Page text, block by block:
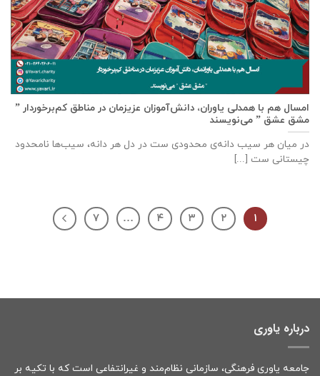
امسال هم با همدلی یاوران، دانش‌آموزان عزیزمان در مناطق کم‌برخوردار ”
مشق عشق ” می‌نویسند
در میان هر سیب دانه‌ی محدودی ست در دل هر دانه، سیب‌ها نامحدود
چیستانی ست [...]
۱ ۲ ۳ ۴ … ۷
درباره یاوری
جامعه یاوری فرهنگی، سازمانی نظام‌مند و غیرانتفاعی است که با تکیه بر